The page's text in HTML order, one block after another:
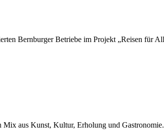
Bernburger Betriebe im Projekt „Reisen für
aus Kunst, Kultur, Erholung und